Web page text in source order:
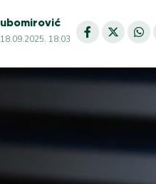
18.09.2025. 18:03